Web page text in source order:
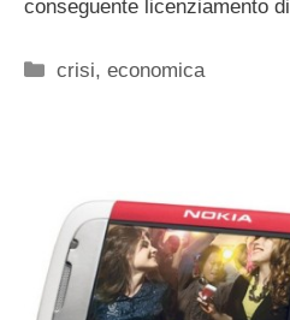
conseguente licenziamento di
Categorie
crisi,economica